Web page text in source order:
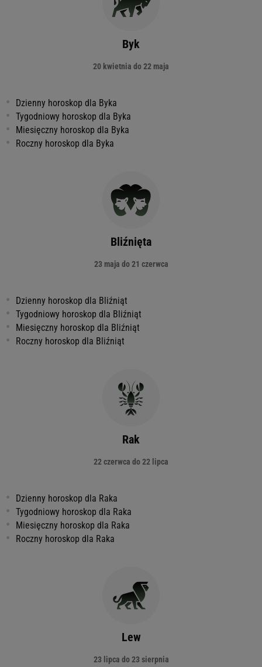
Byk
20 kwietnia do 22 maja
Dzienny horoskop dla Byka
Tygodniowy horoskop dla Byka
Miesięczny horoskop dla Byka
Roczny horoskop dla Byka
Bliźnięta
23 maja do 21 czerwca
Dzienny horoskop dla Bliźniąt
Tygodniowy horoskop dla Bliźniąt
Miesięczny horoskop dla Bliźniąt
Roczny horoskop dla Bliźniąt
Rak
22 czerwca do 22 lipca
Dzienny horoskop dla Raka
Tygodniowy horoskop dla Raka
Miesięczny horoskop dla Raka
Roczny horoskop dla Raka
Lew
23 lipca do 23 sierpnia